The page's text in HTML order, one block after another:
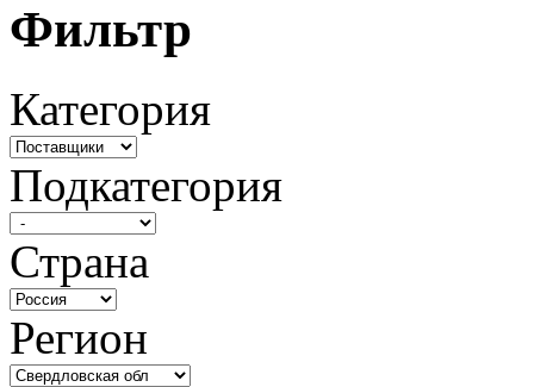
Фильтр
Категория
Подкатегория
Страна
Регион